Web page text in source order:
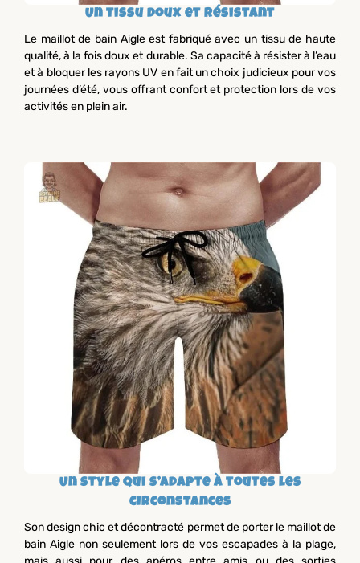
Un tissu doux et résistant
Le maillot de bain Aigle est fabriqué avec un tissu de haute
qualité, à la fois doux et durable. Sa capacité à résister à l’eau
et à bloquer les rayons UV en fait un choix judicieux pour vos
journées d’été, vous offrant confort et protection lors de vos
activités en plein air.
Un style qui s’adapte à toutes les
circonstances
Son design chic et décontracté permet de porter le maillot de
bain Aigle non seulement lors de vos escapades à la plage,